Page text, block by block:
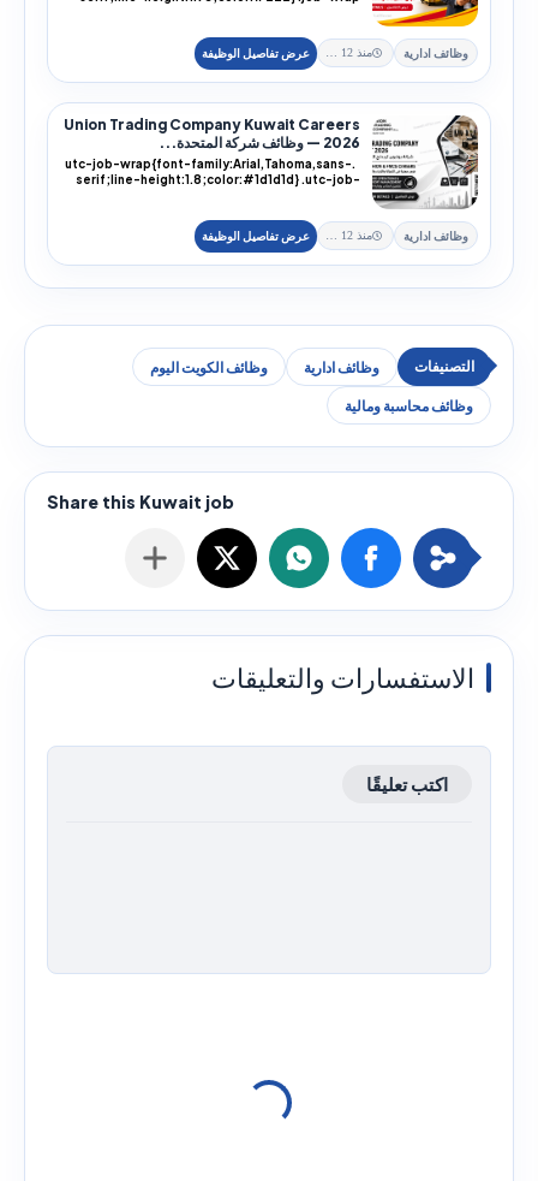
وظائف ادارية منذ 12 يوم
Union Trading Company Kuwait Careers
2026 — وظائف شركة المتحدة...
.utc-job-wrap{font-family:Arial,Tahoma,sans-
serif;line-height:1.8;color:#1d1d1d} .utc-job-
وظائف ادارية منذ 12 يوم
وظائف ادارية وظائف الكويت اليوم
وظائف محاسبة ومالية
الاستفسارات والتعليقات
اكتب تعليقًا